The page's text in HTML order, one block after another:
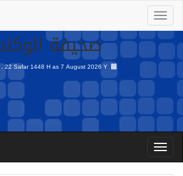
صحيفة
22 Safar 1448 H as7 August 2026 Y